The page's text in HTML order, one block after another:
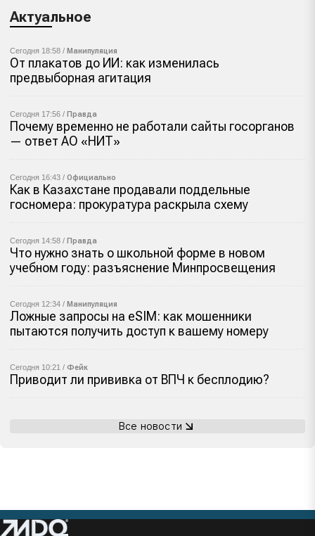
Актуальное
Сегодня 18:58 / Манипуляция
От плакатов до ИИ: как изменилась
предвыборная агитация
Сегодня 17:56 / Правда
Почему временно не работали сайты госорганов
— ответ АО «НИТ»
Сегодня 16:43 / Официально
Как в Казахстане продавали поддельные
госномера: прокуратура раскрыла схему
Сегодня 14:58 / Правда
Что нужно знать о школьной форме в новом
учебном году: разъяснение Минпросвещения
Сегодня 12:34 / Манипуляция
Ложные запросы на eSIM: как мошенники
пытаются получить доступ к вашему номеру
Сегодня 10:21 / Фейк
Приводит ли прививка от ВПЧ к бесплодию?
Все новости